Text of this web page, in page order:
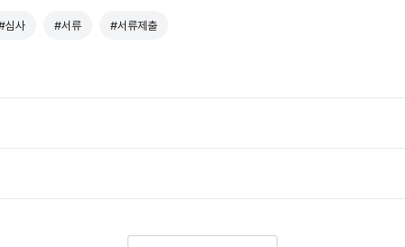
심사 #서류 #서류제출